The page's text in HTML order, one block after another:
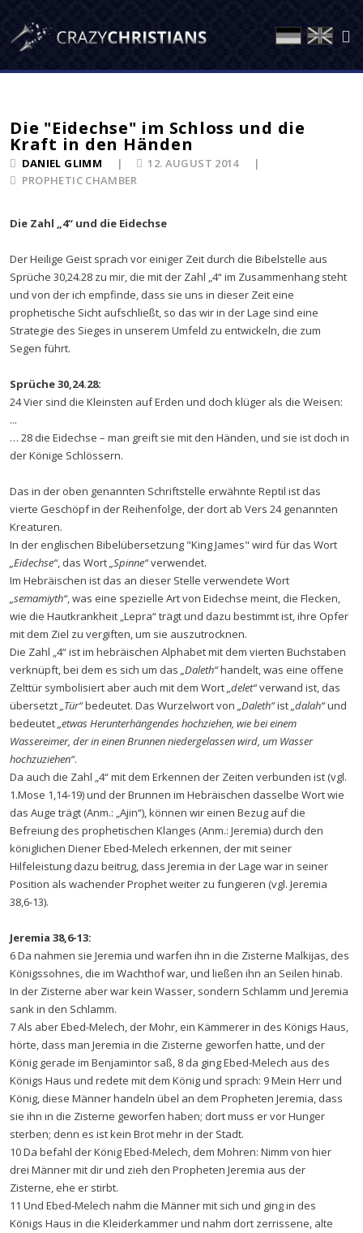
Die "Eidechse" im Schloss und die
Kraft in den Händen
DANIEL GLIMM
PROPHETIC CHAMBER
12. AUGUST 2014
Die Zahl „4“ und die Eidechse
Der Heilige Geist sprach vor einiger Zeit durch die Bibelstelle aus
Sprüche 30,24.28 zu mir, die mit der Zahl „4“ im Zusammenhang steht
und von der ich empfinde, dass sie uns in dieser Zeit eine
prophetische Sicht aufschließt, so das wir in der Lage sind eine
Strategie des Sieges in unserem Umfeld zu entwickeln, die zum
Segen führt.
Sprüche 30,24.28:
24 Vier sind die Kleinsten auf Erden und doch klüger als die Weisen:
...
… 28 die Eidechse – man greift sie mit den Händen, und sie ist doch in
der Könige Schlössern.
Das in der oben genannten Schriftstelle erwähnte Reptil ist das
vierte Geschöpf in der Reihenfolge, der dort ab Vers 24 genannten
Kreaturen.
In der englischen Bibelübersetzung "King James" wird für das Wort
„Eidechse“, das Wort„Spinne“verwendet.
Im Hebräischen ist das an dieser Stelle verwendete Wort
„semamiyth“, was eine spezielle Art von Eidechse meint, die Flecken,
wie die Hautkrankheit „Lepra“ trägt und dazu bestimmt ist, ihre Opfer
mit dem Ziel zu vergiften, um sie auszutrocknen.
Die Zahl „4“ ist im hebräischen Alphabet mit dem vierten Buchstaben
verknüpft, bei dem es sich um das „Daleth“handelt, was eine offene
Zelttür symbolisiert aber auch mit dem Wort„delet“verwand ist, das
übersetzt„Tür“bedeutet. Das Wurzelwort von „Daleth“ist„dalah“und
bedeutet„etwas Herunterhängendes hochziehen, wie bei einem
Wassereimer, der in einen Brunnen niedergelassen wird, um Wasser
hochzuziehen“.
Da auch die Zahl „4“ mit dem Erkennen der Zeiten verbunden ist (vgl.
1.Mose 1,14-19) und der Brunnen im Hebräischen dasselbe Wort wie
das Auge trägt (Anm.: „Ajin“), können wir einen Bezug auf die
Befreiung des prophetischen Klanges (Anm.: Jeremia) durch den
königlichen Diener Ebed-Melech erkennen, der mit seiner
Hilfeleistung dazu beitrug, dass Jeremia in der Lage war in seiner
Position als wachender Prophet weiter zu fungieren (vgl. Jeremia
38,6-13).
Jeremia 38,6-13:
6 Da nahmen sie Jeremia und warfen ihn in die Zisterne Malkijas, des
Königssohnes, die im Wachthof war, und ließen ihn an Seilen hinab.
In der Zisterne aber war kein Wasser, sondern Schlamm und Jeremia
sank in den Schlamm.
7 Als aber Ebed-Melech, der Mohr, ein Kämmerer in des Königs Haus,
hörte, dass man Jeremia in die Zisterne geworfen hatte, und der
König gerade im Benjamintor saß, 8 da ging Ebed-Melech aus des
Königs Haus und redete mit dem König und sprach: 9 Mein Herr und
König, diese Männer handeln übel an dem Propheten Jeremia, dass
sie ihn in die Zisterne geworfen haben; dort muss er vor Hunger
sterben; denn es ist kein Brot mehr in der Stadt.
10 Da befahl der König Ebed-Melech, dem Mohren: Nimm von hier
drei Männer mit dir und zieh den Propheten Jeremia aus der
Zisterne, ehe er stirbt.
11 Und Ebed-Melech nahm die Männer mit sich und ging in des
Königs Haus in die Kleiderkammer und nahm dort zerrissene, alte